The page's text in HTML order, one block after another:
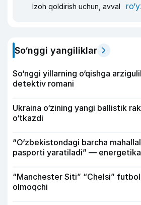
Izoh qoldirish uchun, avval
So‘nggi yangiliklar
So‘nggi yillarning o‘qishga
detektiv romani
Ukraina o‘zining yangi ballistik
o‘tkazdi
“O‘zbekistondagi barcha
pasporti yaratiladi” —
“Manchester Siti” “Chelsi”
olmoqchi